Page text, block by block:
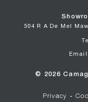
504 R A De Mel
© 2026
Privacy -